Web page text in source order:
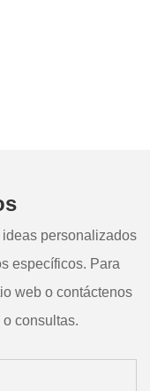
personalizados
específicos. Para
web o contáctenos
consultas.